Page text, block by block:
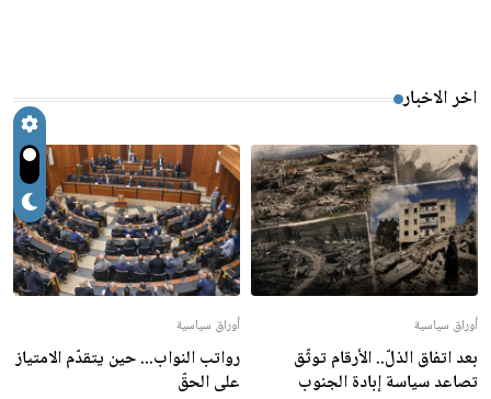
اخر الاخبار
أوراق سياسية
بعد اتفاق الذلّ.. الأرقام توثّق
تصاعد سياسة إبادة الجنوب
أوراق سياسية
رواتب النواب... حين يتقدّم الامتياز
على الحقّ